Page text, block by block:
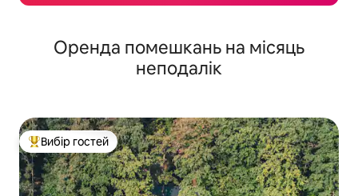
Оренда помешкань на місяць
неподалік
Топ вибір гостей
Вибір гостей